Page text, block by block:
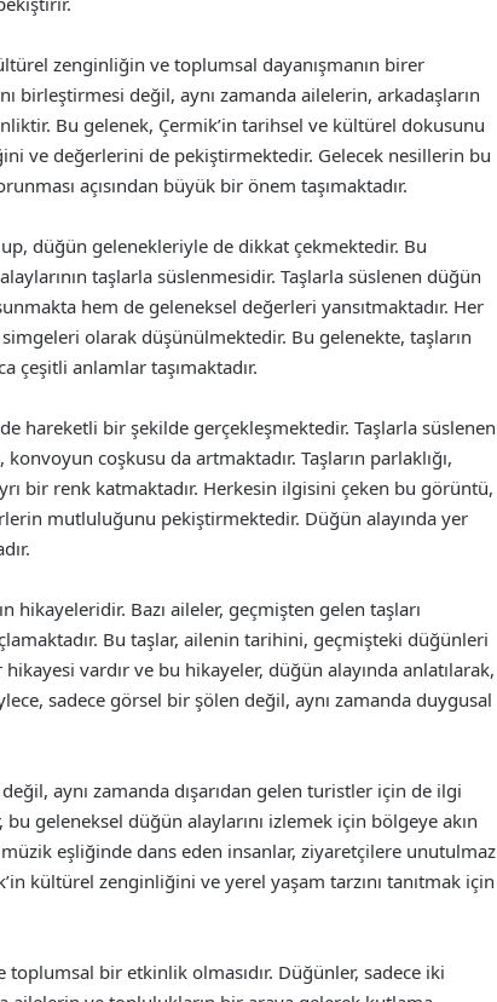
zenginliğin ve toplumsal dayanışmanın birer
birleştirmesi değil, aynı zamanda ailelerin, arkadaşların
Bu gelenek, Çermik’in tarihsel ve kültürel dokusunu
ve değerlerini de pekiştirmektedir. Gelecek nesillerin bu
açısından büyük bir önem taşımaktadır.
düğün gelenekleriyle de dikkat çekmektedir. Bu
taşlarla süslenmesidir. Taşlarla süslenen düğün
hem de geleneksel değerleri yansıtmaktadır. Her
olarak düşünülmektedir. Bu gelenekte, taşların
çeşitli anlamlar taşımaktadır.
hareketli bir şekilde gerçekleşmektedir. Taşlarla süslenen
coşkusu da artmaktadır. Taşların parlaklığı,
bir renk katmaktadır. Herkesin ilgisini çeken bu görüntü,
mutluluğunu pekiştirmektedir. Düğün alayında yer
Bazı aileler, geçmişten gelen taşları
Bu taşlar, ailenin tarihini, geçmişteki düğünleri
vardır ve bu hikayeler, düğün alayında anlatılarak,
sadece görsel bir şölen değil, aynı zamanda duygusal
aynı zamanda dışarıdan gelen turistler için de ilgi
geleneksel düğün alaylarını izlemek için bölgeye akın
eşliğinde dans eden insanlar, ziyaretçilere unutulmaz
kültürel zenginliğini ve yerel yaşam tarzını tanıtmak için
bir etkinlik olmasıdır. Düğünler, sadece iki